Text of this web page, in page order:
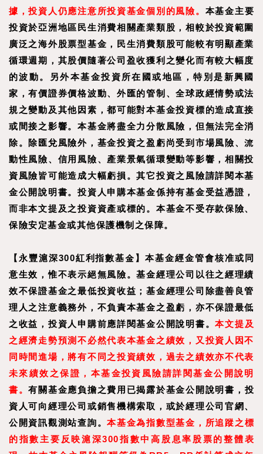
據，投資人仍應注意所投資基金個別的風險。 本基金主要
投資於亞洲地區民生消費相關產業類股，相較於投資範圍
廣泛之海外股票型基金，民生消費類股可能較有明顯產業
循環週期，其股價隨著公司盈收獲利之變化而有較大幅度
的波動。另外本基金投資所在國或地區，特別是新興國
家，有價證券價格波動、外匯的管制、全球政經情勢或法
規之變動及其他因素，都可能對本基金投資標的造成直接
或間接之影響。本基金將盡全力分散風險，但無法完全消
除。除匯兌風險外，基金投資之盈虧尚受到市場風險、流
動性風險、信用風險、產業景氣循環變動等影響，相關投
資風險皆可能造成大幅虧損。其它投資之風險請詳閱本基
金公開說明書。投資人申購本基金係持有基金受益憑證，
而非本文提及之投資資產或標的。本基金不受存款保險、
保險安定基金或其他保護機制之保障。
【永豐滬深300紅利指數基金 】本基金經金管會核准或同
意生效，惟不表示絕無風險。基金經理公司以往之經理績
效不保證基金之最低投資收益；基金經理公司除盡善良管
理人之注意義務外，不負責本基金之盈虧，亦不保證最低
之收益，投資人申購前應詳閱基金公開說明書。本文提及
之經濟走勢預測不必然代表本基金之績效，又投資人因不
同時間進場，將有不同之投資績效，過去之績效亦不代表
未來績效之保證，本基金投資風險請詳閱基金公開說明
書。有關基金應負擔之費用已揭露於基金公開說明書，投
資人可向經理公司或銷售機構索取，或於經理公司官網、
公開資訊觀測站查詢。本基金為指數型基金，所追蹤之標
的指數主要反映滬深300指數中高股息率股票的整體表